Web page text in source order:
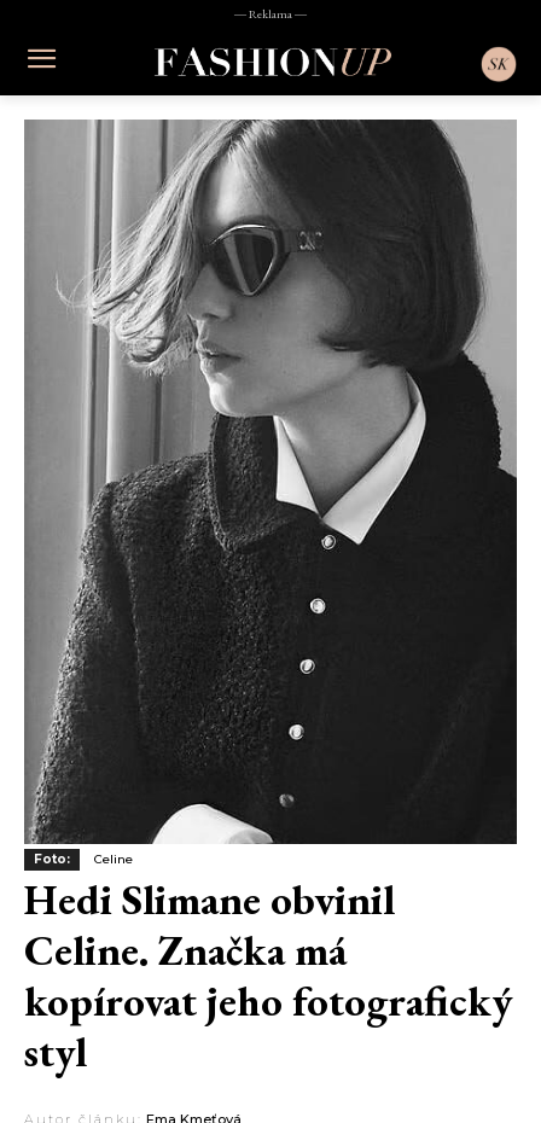
― Reklama ―
Foto: Celine
Hedi Slimane obvinil
Celine. Značka má
kopírovat jeho fotografický
styl
Autor článku: Ema Kmeťová